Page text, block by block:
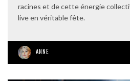
racines et de cette énergie
live en véritable fête.
ANNE